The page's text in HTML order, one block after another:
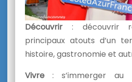
Découvrir : découvrir
principaux atouts d’un
histoire, gastronomie et
Vivre: s’immerger au